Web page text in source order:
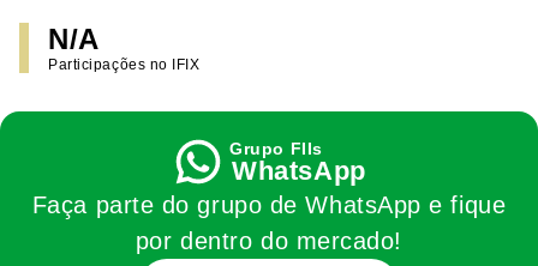
N/A
Participações no IFIX
WhatsApp
Faça parte do grupo de WhatsApp e fique
por dentro do mercado!